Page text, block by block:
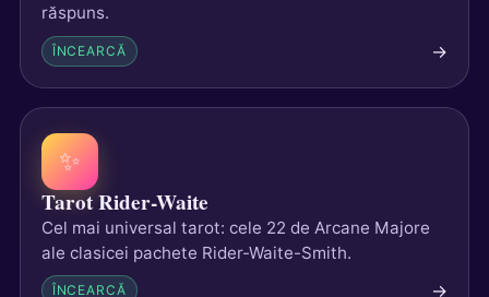
răspuns.
ÎNCEARCĂ →
✨
Tarot Rider-Waite
Cel mai universal tarot: cele 22 de Arcane Majore
ale clasicei pachete Rider-Waite-Smith.
ÎNCEARCĂ →